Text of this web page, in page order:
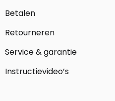
Betalen
Retourneren
Service & garantie
Instructievideo’s